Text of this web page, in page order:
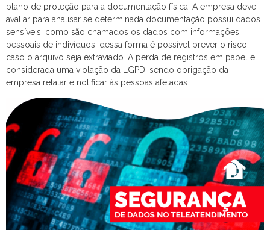
plano de proteção para a documentação física. A empresa deve
avaliar para analisar se determinada documentação possui dados
sensíveis, como são chamados os dados com informações
pessoais de indivíduos, dessa forma é possível prever o risco
caso o arquivo seja extraviado. A perda de registros em papel é
considerada uma violação da LGPD, sendo obrigação da
empresa relatar e notificar às pessoas afetadas.